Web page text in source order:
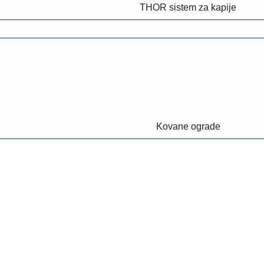
THOR sistem za kapije
Kovane ograde